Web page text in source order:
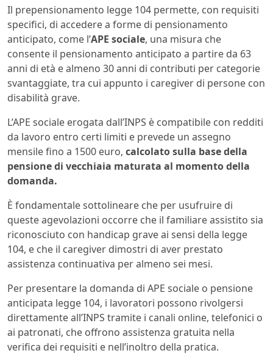
Il prepensionamento legge 104 permette, con requisiti
specifici, di accedere a forme di pensionamento
anticipato, come l’APE sociale, una misura che
consente il pensionamento anticipato a partire da 63
anni di età e almeno 30 anni di contributi per categorie
svantaggiate, tra cui appunto i caregiver di persone con
disabilità grave.
L’APE sociale erogata dall’INPS è compatibile con redditi
da lavoro entro certi limiti e prevede un assegno
mensile fino a 1500 euro, calcolato sulla base della
pensione di vecchiaia maturata al momento della
domanda.
È fondamentale sottolineare che per usufruire di
queste agevolazioni occorre che il familiare assistito sia
riconosciuto con handicap grave ai sensi della legge
104, e che il caregiver dimostri di aver prestato
assistenza continuativa per almeno sei mesi.
Per presentare la domanda di APE sociale o pensione
anticipata legge 104, i lavoratori possono rivolgersi
direttamente all’INPS tramite i canali online, telefonici o
ai patronati, che offrono assistenza gratuita nella
verifica dei requisiti e nell’inoltro della pratica.